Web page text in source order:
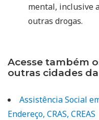
mental, inclusive
outras drogas.
Acesse também
outras cidades
Assistência Social
Endereço, CRAS, CREAS